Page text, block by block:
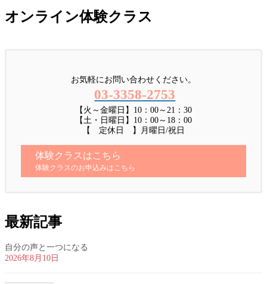
オンライン体験クラス
お気軽にお問い合わせください。
03-3358-2753
【火～金曜日】10：00～21：30
【土・日曜日】10：00～18：00
【 定休日 】月曜日/祝日
体験クラスはこちら
体験クラスのお申込みはこちら
最新記事
自分の声と一つになる
2026年8月10日